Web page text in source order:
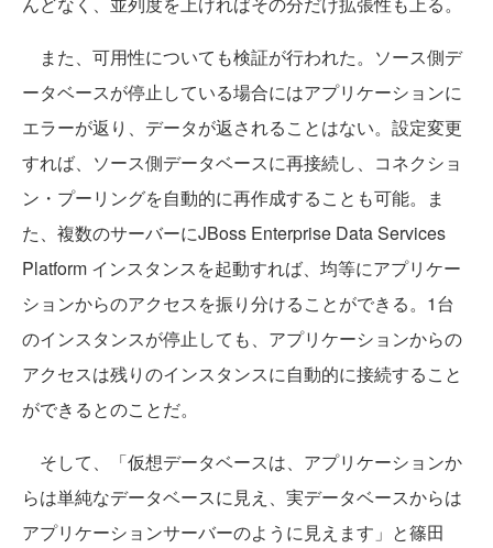
また、可用性についても検証が行われた。ソース側デ
ータベースが停止している場合にはアプリケーションに
エラーが返り、データが返されることはない。設定変更
すれば、ソース側データベースに再接続し、コネクショ
ン・プーリングを自動的に再作成することも可能。ま
た、複数のサーバーにJBoss Enterprise Data Services
Platform インスタンスを起動すれば、均等にアプリケー
ションからのアクセスを振り分けることができる。1台
のインスタンスが停止しても、アプリケーションからの
アクセスは残りのインスタンスに自動的に接続すること
ができるとのことだ。
そして、「仮想データベースは、アプリケーションか
らは単純なデータベースに見え、実データベースからは
アプリケーションサーバーのように見えます」と篠田